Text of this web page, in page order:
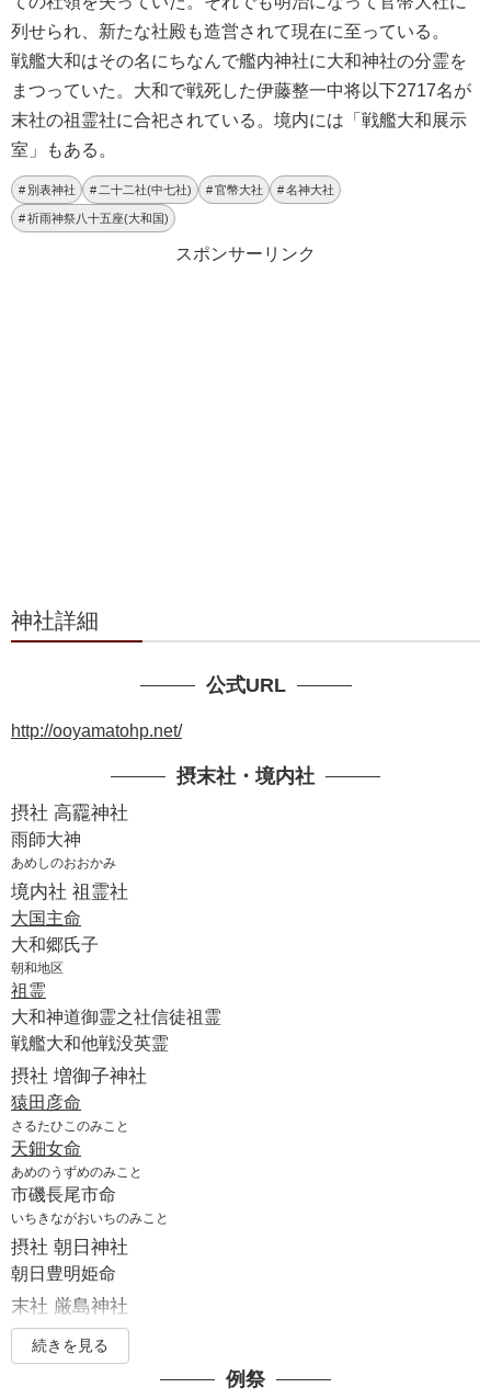
列せられ、新たな社殿も造営されて現在に至っている。
戦艦大和はその名にちなんで艦内神社に大和神社の分霊を
まつっていた。大和で戦死した伊藤整一中将以下2717名が
末社の祖霊社に合祀されている。境内には「戦艦大和展示
室」もある。
別表神社 二十二社(中七社) 官幣大社 名神大社
祈雨神祭八十五座(大和国)
スポンサーリンク
神社詳細
公式URL
http://ooyamatohp.net/
摂末社・境内社
摂社 高龗神社
雨師大神
あめしのおおかみ
境内社 祖霊社
大国主命
大和郷氏子
朝和地区
祖霊
大和神道御霊之社信徒祖霊
戦艦大和他戦没英霊
摂社 増御子神社
猿田彦命
さるたひこのみこと
天鈿女命
あめのうずめのみこと
市磯長尾市命
いちきながおいちのみこと
摂社 朝日神社
朝日豊明姫命
末社 厳島神社
末社 事代主神社
続きを見る
例祭